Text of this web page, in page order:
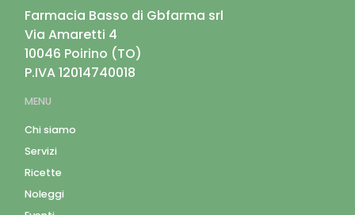
Farmacia Basso di Gbfarma srl
Via Amaretti 4
10046 Poirino (TO)
P.IVA12014740018
MENU
Chi siamo
Servizi
Ricette
Noleggi